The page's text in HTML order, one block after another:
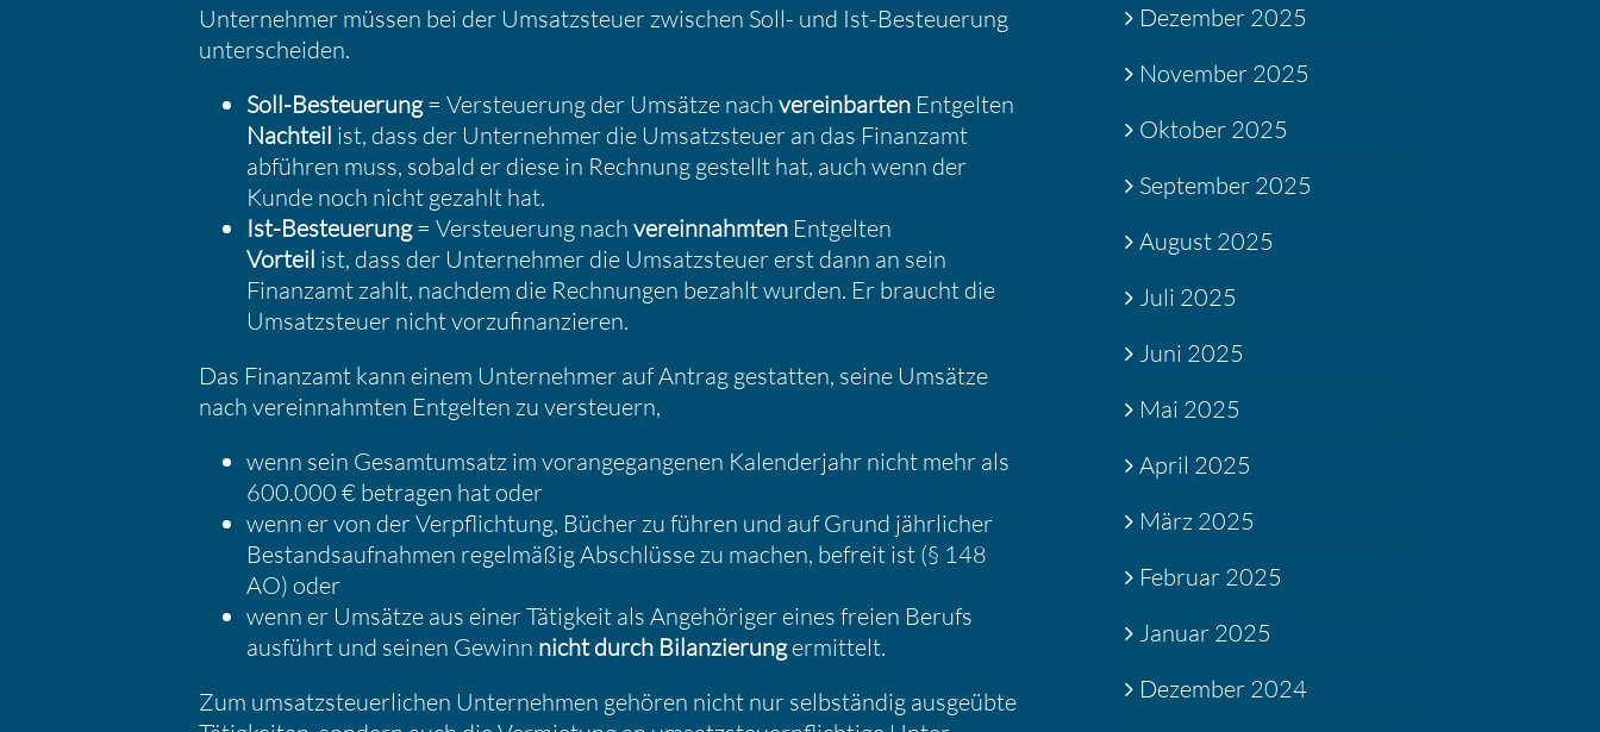
Unter­nehmer müssen bei der Umsatz­steuer zwischen Soll- und Ist-Besteue­rung
unter­scheiden.
Soll-Besteue­rung= Versteue­rung der Umsätze nach verein­barten Entgelten
Nachteil ist, dass der Unter­nehmer die Umsatz­steuer an das Finanzamt
abführen muss, sobald er diese in Rechnung gestellt hat, auch wenn der
Kunde noch nicht gezahlt hat.
Ist-Besteue­rung= Versteue­rung nach verein­nahmten Entgelten
Vorteil ist, dass der Unter­nehmer die Umsatz­steuer erst dann an sein
Finanzamt zahlt, nachdem die Rechnungen bezahlt wurden. Er braucht die
Umsatz­steuer nicht vorzu­fi­nan­zieren.
Das Finanzamt kann einem Unter­nehmer auf Antrag gestatten, seine Umsätze
nach verein­nahmten Entgelten zu versteuern,
wenn sein Gesamt­um­satz im voran­ge­gan­genen Kalen­der­jahr nicht mehr als
600.000 € betragen hat oder
wenn er von der Verpflich­tung, Bücher zu führen und auf Grund jährli­cher
Bestands­auf­nahmen regel­mäßig Abschlüsse zu machen, befreit ist (§ 148
AO) oder
wenn er Umsätze aus einer Tätig­keit als Angehö­riger eines freien Berufs
ausführt und seinen Gewinn nicht durch Bilan­zie­rungermit­telt.
Zum umsatz­steu­er­li­chen Unter­nehmen gehören nicht nur selbständig ausge­übte
Dezember 2025
November 2025
Oktober 2025
September 2025
August 2025
Juli 2025
Juni 2025
Mai 2025
April 2025
März 2025
Februar 2025
Januar 2025
Dezember 2024